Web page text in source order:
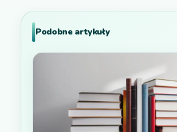
Podobne artykuły